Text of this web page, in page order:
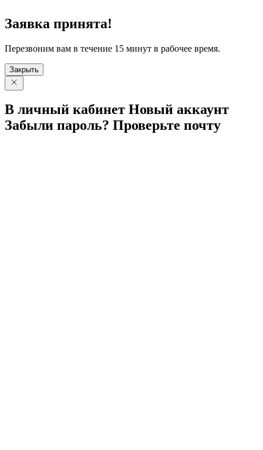
Заявка принята!
Перезвоним вам в течение 15 минут в рабочее время.
Закрыть
В личный кабинет Новый аккаунт
Забыли пароль? Проверьте почту